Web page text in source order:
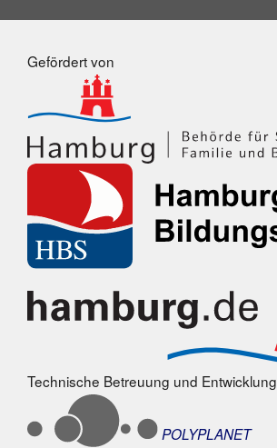
Gefördert von
Technische Betreuung und Entwicklung
POLYPLANET